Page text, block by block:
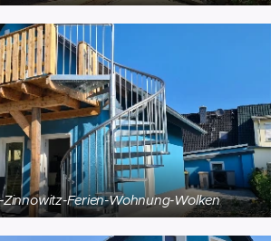
Zinnowitz-Ferien-Wohnung-Wolken